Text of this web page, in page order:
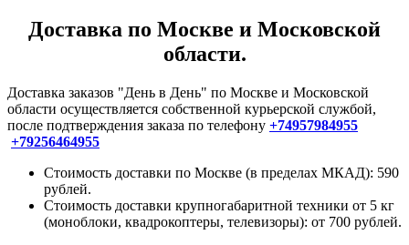
Доставка по Москве и Московской
области.
Доставка заказов "День в День" по Москве и Московской
области осуществляется собственной курьерской службой,
после подтверждения заказа по телефону +74957984955
+79256464955
Стоимость доставки по Москве (в пределах МКАД): 590
рублей.
Стоимость доставки крупногабаритной техники от 5 кг
(моноблоки, квадрокоптеры, телевизоры): от 700 рублей.